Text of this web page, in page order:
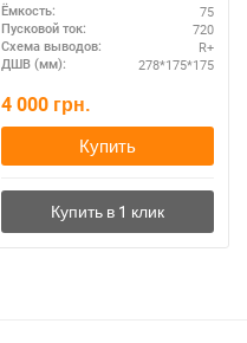
производительность
Ёмкость: 75
Пусковой ток: 720
Схема выводов: R+
ДШВ (мм): 278*175*175
4 000 грн.
Купить